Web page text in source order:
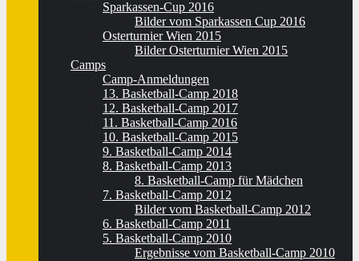
Sparkassen-Cup 2016
Bilder vom Sparkassen Cup 2016
Osterturnier Wien 2015
Bilder Osterturnier Wien 2015
Camps
Camp-Anmeldungen
13. Basketball-Camp 2018
12. Basketball-Camp 2017
11. Basketball-Camp 2016
10. Basketball-Camp 2015
9. Basketball-Camp 2014
8. Basketball-Camp 2013
8. Basketball-Camp für Mädchen
7. Basketball-Camp 2012
Bilder vom Basketball-Camp 2012
6. Basketball-Camp 2011
5. Basketball-Camp 2010
Ergebnisse vom Basketball-Camp 2010